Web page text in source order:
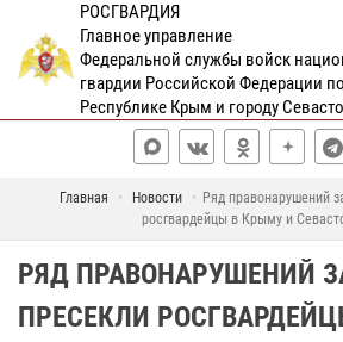
РОСГВАРДИЯ
Главное управление
Федеральной службы войск
гвардии Российской Федерации по
Республике Крым и городу
Главная Новости
Ряд правонарушений
росгвардейцы в Крыму и
РЯД ПРАВОНАРУШЕНИЙ
ПРЕСЕКЛИ